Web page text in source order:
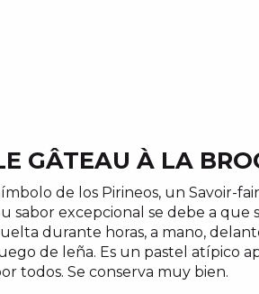
GÂTEAU À LA
de los Pirineos, un Savoir-
sabor excepcional se debe a que
durante horas, a mano,
de leña. Es un pastel atípico
todos. Se conserva muy bien.